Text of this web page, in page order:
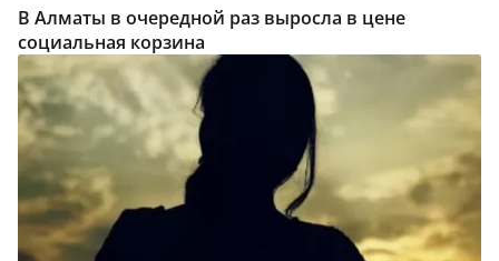
В Алматы в очередной раз выросла в цене
социальная корзина